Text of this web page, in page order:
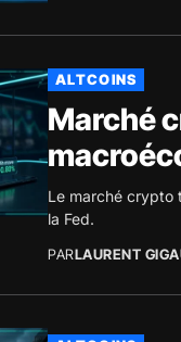
ALTCOINS
Marché
Le marché crypto
la Fed.
PARLAURENT